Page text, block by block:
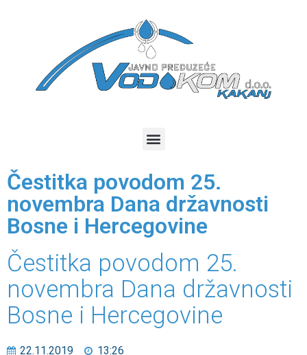
Čestitka povodom 25.
novembra Dana državnosti
Bosne i Hercegovine
Čestitka povodom 25.
novembra Dana državnosti
Bosne i Hercegovine
22.11.2019 13:26